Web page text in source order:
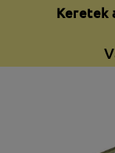
Keretek